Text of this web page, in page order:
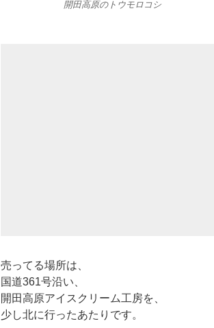
開田高原のトウモロコシ
売ってる場所は、
国道361号沿い、
開田高原アイスクリーム工房を、
少し北に行ったあたりです。